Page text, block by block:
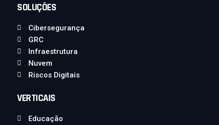
SOLUÇÕES
Cibersegurança
GRC
Infraestrutura
Nuvem
Riscos Digitais
VERTICAIS
Educação